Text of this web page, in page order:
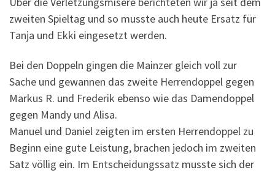
zweiten Spieltag und so musste auch heute Ersatz für
Tanja und Ekki eingesetzt werden.
Bei den Doppeln gingen die Mainzer gleich voll zur
Sache und gewannen das zweite Herrendoppel gegen
Markus R. und Frederik ebenso wie das Damendoppel
gegen Mandy und Alisa.
Manuel und Daniel zeigten im ersten Herrendoppel zu
Beginn eine gute Leistung, brachen jedoch im zweiten
Satz völlig ein. Im Entscheidungssatz musste sich der